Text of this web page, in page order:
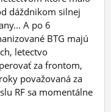
dáždnikom silnej
A po 6
BTG majú
letectvo
za frontom,
považovaná za
RF sa momentálne